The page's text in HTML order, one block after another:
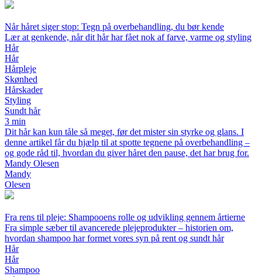
Når håret siger stop: Tegn på overbehandling, du bør kende
Lær at genkende, når dit hår har fået nok af farve, varme og styling
Hår
Hår
Hårpleje
Skønhed
Hårskader
Styling
Sundt hår
3 min
Dit hår kan kun tåle så meget, før det mister sin styrke og glans. I
denne artikel får du hjælp til at spotte tegnene på overbehandling –
og gode råd til, hvordan du giver håret den pause, det har brug for.
Mandy Olesen
Mandy
Olesen
Fra rens til pleje: Shampooens rolle og udvikling gennem årtierne
Fra simple sæber til avancerede plejeprodukter – historien om,
hvordan shampoo har formet vores syn på rent og sundt hår
Hår
Hår
Shampoo